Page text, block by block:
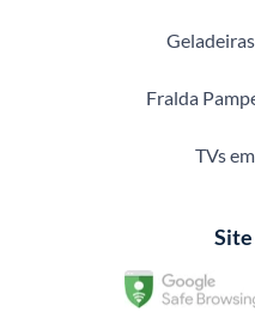
Fralda
TVs
Site